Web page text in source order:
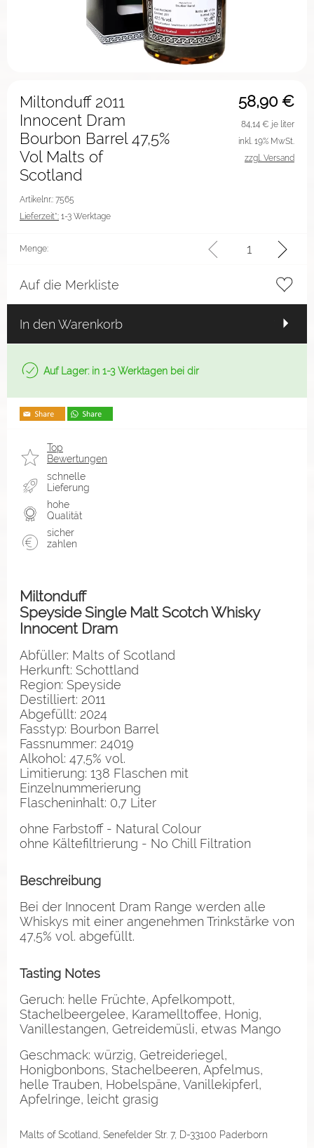
58,90 €
Miltonduff 2011
Innocent Dram
Bourbon Barrel 47,5%
Vol Malts of
Scotland
Artikelnr.: 7565
Lieferzeit*: 1-3 Werktage
84,14 € je liter
inkl. 19% MwSt.
zzgl. Versand
Menge:
Auf die Merkliste
In den Warenkorb
Auf Lager: in 1-3 Werktagen bei dir
Top
Bewertungen
schnelle
Lieferung
hohe
Qualität
sicher
zahlen
Miltonduff
Speyside Single Malt Scotch Whisky
Innocent Dram
Abfüller: Malts of Scotland
Herkunft: Schottland
Region: Speyside
Destilliert: 2011
Abgefüllt: 2024
Fasstyp: Bourbon Barrel
Fassnummer: 24019
Alkohol: 47,5% vol.
Limitierung: 138 Flaschen mit
Einzelnummerierung
Flascheninhalt: 0,7 Liter
ohne Farbstoff - Natural Colour
ohne Kältefiltrierung - No Chill Filtration
Beschreibung
Bei der Innocent Dram Range werden alle
Whiskys mit einer angenehmen Trinkstärke von
47,5% vol. abgefüllt.
Tasting Notes
Geruch: helle Früchte, Apfelkompott,
Stachelbeergelee, Karamelltoffee, Honig,
Vanillestangen, Getreidemüsli, etwas Mango
Geschmack: würzig, Getreideriegel,
Honigbonbons, Stachelbeeren, Apfelmus,
helle Trauben, Hobelspäne, Vanillekipferl,
Apfelringe, leicht grasig
Malts of Scotland, Senefelder Str. 7, D-33100 Paderborn